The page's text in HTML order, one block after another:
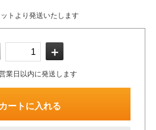
トより発送いたします
＋
業日以内に発送します
カートに入れる